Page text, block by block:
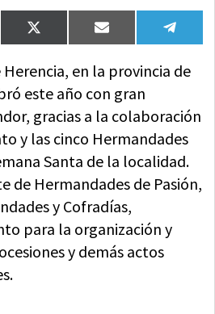
Compartir
en
X
(Twitter)
Compartir
en
Email
en
Herencia, en la provincia de
este año con gran
gracias a la colaboración
y las cinco Hermandades
Santa de la localidad.
de Hermandades de Pasión,
y Cofradías,
para la organización y
y demás actos